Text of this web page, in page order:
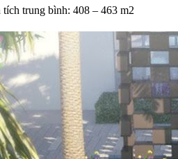
tích trung bình: 408 – 463 m2